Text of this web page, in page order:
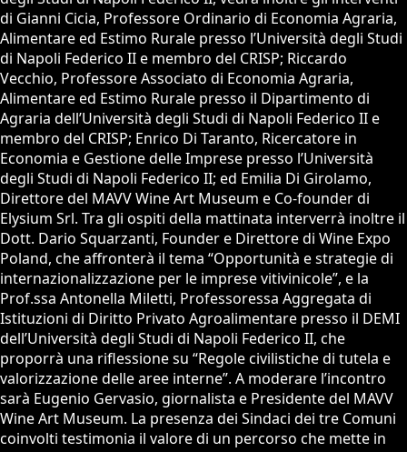
di Gianni Cicia, Professore Ordinario di Economia Agraria,
Alimentare ed Estimo Rurale presso l’Università degli Studi
di Napoli Federico II e membro del CRISP; Riccardo
Vecchio, Professore Associato di Economia Agraria,
Alimentare ed Estimo Rurale presso il Dipartimento di
Agraria dell’Università degli Studi di Napoli Federico II e
membro del CRISP; Enrico Di Taranto, Ricercatore in
Economia e Gestione delle Imprese presso l’Università
degli Studi di Napoli Federico II; ed Emilia Di Girolamo,
Direttore del MAVV Wine Art Museum e Co-founder di
Elysium Srl. Tra gli ospiti della mattinata interverrà inoltre il
Dott. Dario Squarzanti, Founder e Direttore di Wine Expo
Poland, che affronterà il tema “Opportunità e strategie di
internazionalizzazione per le imprese vitivinicole”, e la
Prof.ssa Antonella Miletti, Professoressa Aggregata di
Istituzioni di Diritto Privato Agroalimentare presso il DEMI
dell’Università degli Studi di Napoli Federico II, che
proporrà una riflessione su “Regole civilistiche di tutela e
valorizzazione delle aree interne”. A moderare l’incontro
sarà Eugenio Gervasio, giornalista e Presidente del MAVV
Wine Art Museum. La presenza dei Sindaci dei tre Comuni
coinvolti testimonia il valore di un percorso che mette in